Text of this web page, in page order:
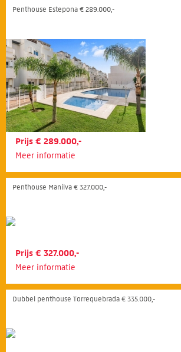
Penthouse Estepona € 289.000,-
Prijs € 289.000,-
Meer informatie
Penthouse Manilva € 327.000,-
Prijs € 327.000,-
Meer informatie
Dubbel penthouse Torrequebrada € 335.000,-